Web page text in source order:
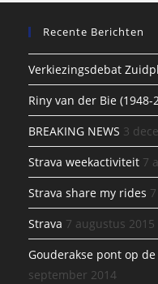
Recente Berichten
Verkiezingsdebat
Riny van der Bie (1948-
BREAKING NEWS 3
Strava weekactiviteit 7
Strava share my rides
Strava 7 augustus 2015
Gouderakse pont op
september 2014